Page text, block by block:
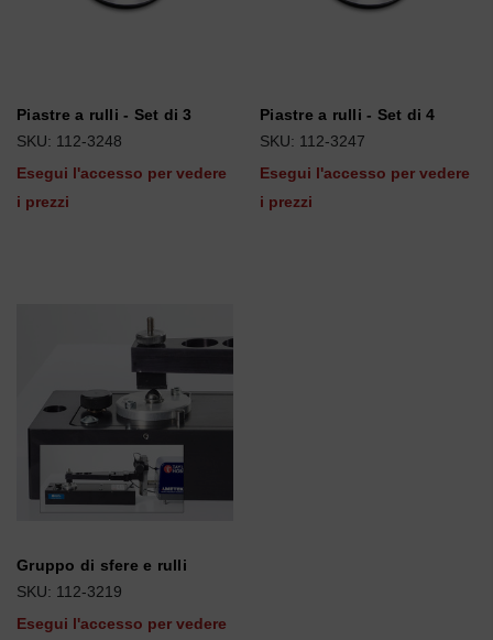
Piastre a rulli - Set di 3
SKU: 112-3248
Esegui l'accesso per vedere
i prezzi
Piastre a rulli - Set di 4
SKU: 112-3247
Esegui l'accesso per vedere
i prezzi
Gruppo di sfere e rulli
SKU: 112-3219
Esegui l'accesso per vedere